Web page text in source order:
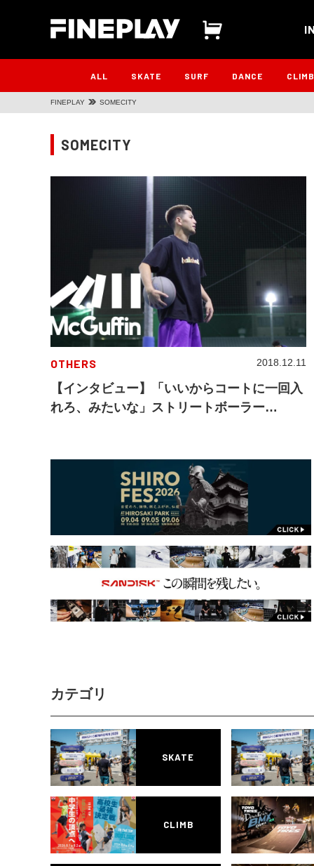
ALL SKATE SURF DANCE CLIMB
FINEPLAY SOMECITY
SOMECITY
OTHERS
【インタビュー】「いいからコートに一回入
れろ、みたいな」ストリートボーラー
2018.12.11
カテゴリ
SKATE
CLIMB